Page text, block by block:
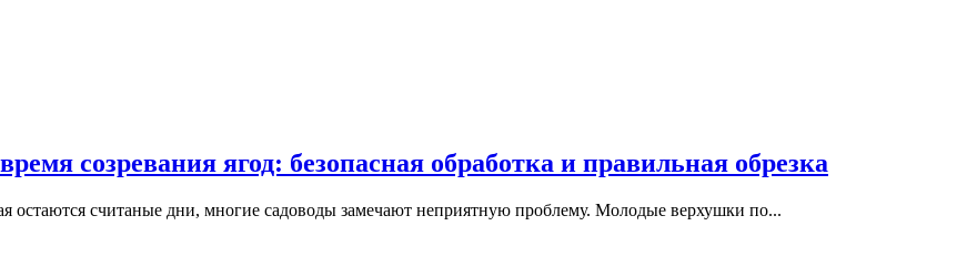
созревания ягод: безопасная обработка и правильная обрезка
остаются считаные дни, многие садоводы замечают неприятную проблему. Молодые верхушки по...